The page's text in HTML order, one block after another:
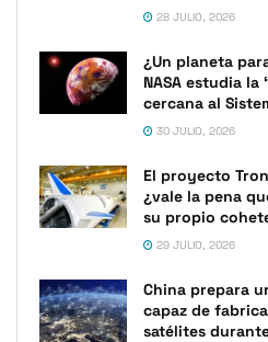
28 JULIO, 2026
¿Un planeta
NASA estudia la
cercana al
30 JULIO, 2026
El proyecto
¿vale la pena
su propio
29 JULIO, 2026
China prepara
capaz de
satélites